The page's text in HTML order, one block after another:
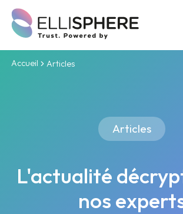
Accueil Articles
Articles
L'actualité
nos